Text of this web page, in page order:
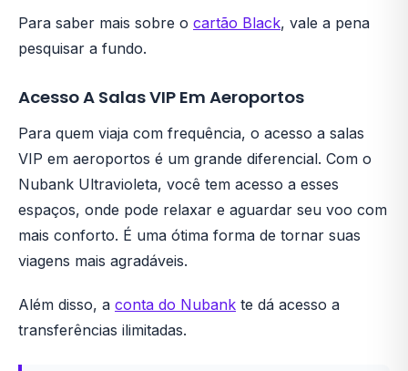
Para saber mais sobre o cartão Black, vale a pena
pesquisar a fundo.
Acesso A Salas VIP Em Aeroportos
Para quem viaja com frequência, o acesso a salas
VIP em aeroportos é um grande diferencial. Com o
Nubank Ultravioleta, você tem acesso a esses
espaços, onde pode relaxar e aguardar seu voo com
mais conforto. É uma ótima forma de tornar suas
viagens mais agradáveis.
Além disso, a conta do Nubank te dá acesso a
transferências ilimitadas.